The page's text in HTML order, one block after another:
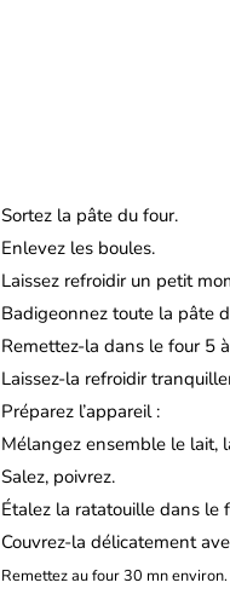
Sortez la pâte du four.
Enlevez les boules.
Laissez refroidir un petit
Badigeonnez toute la pâte
Remettez-la dans le four 5
Laissez-la refroidir
Préparez l’appareil :
Mélangez ensemble le lait,
Salez, poivrez.
Étalez la ratatouille dans le
Couvrez-la délicatement
Remettez au four 30 mn